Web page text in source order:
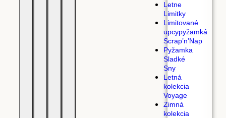
Letne
Limitky
Limitované
upcypyžamká
Scrap’n’Nap
Pyžamka
Sladké
Sny
Letná
kolekcia
Voyage
Zimná
kolekcia